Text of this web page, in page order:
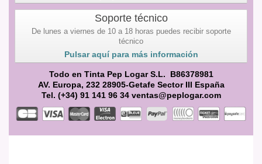
Soporte técnico
De lunes a viernes de 10 a 18 horas puedes recibir soporte
técnico
Pulsar aquí para más información
Todo en Tinta Pep Logar S.L. B86378981
AV. Europa, 232 28905-Getafe Sector III España
Tel. (+34) 91 141 96 34 ventas@peplogar.com